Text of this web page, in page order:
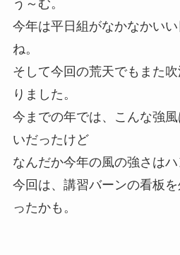
う～む。
今年は平日組がなかなかい
ね。
そして今回の荒天でもまた
りました。
今までの年では、こんな強
いだったけど
なんだか今年の風の強さはハ
今回は、講習バーンの看板
ったかも。